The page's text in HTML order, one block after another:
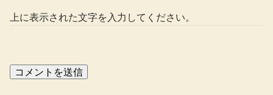
上に表示された文字を入力してください。